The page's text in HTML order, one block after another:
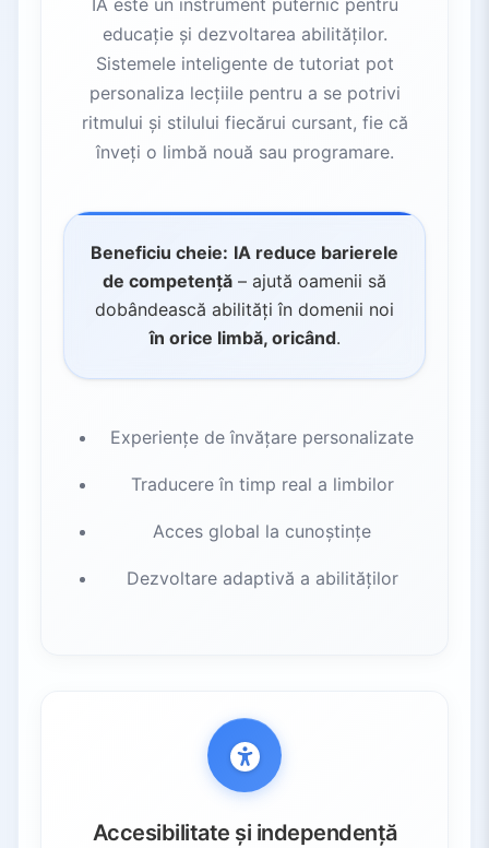
IA este un instrument puternic pentru
educație și dezvoltarea abilităților.
Sistemele inteligente de tutoriat pot
personaliza lecțiile pentru a se potrivi
ritmului și stilului fiecărui cursant, fie că
înveți o limbă nouă sau programare.
Beneficiu cheie: IA reduce barierele
de competență – ajută oamenii să
dobândească abilități în domenii noi
în orice limbă, oricând.
Experiențe de învățare personalizate
Traducere în timp real a limbilor
Acces global la cunoștințe
Dezvoltare adaptivă a abilităților
Accesibilitate și independență